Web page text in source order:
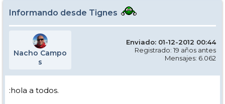
Informando desde Tignes
Nacho Campo
s
Enviado: 01-12-2012 00:44
Registrado: 19 años antes
Mensajes: 6.062
:hola a todos.